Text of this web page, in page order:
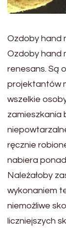
Ozdoby hand
Ozdoby hand
renesans. Są
projektantów
wszelkie
zamieszkania
ręcznie
nabiera
Należałoby
wykonaniem
niemożliwe
liczniejszych